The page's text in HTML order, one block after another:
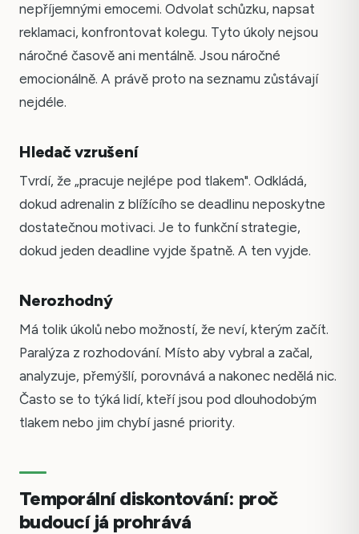
nepříjemnými emocemi. Odvolat schůzku, napsat
reklamaci, konfrontovat kolegu. Tyto úkoly nejsou
náročné časově ani mentálně. Jsou náročné
emocionálně. A právě proto na seznamu zůstávají
nejdéle.
Hledač vzrušení
Tvrdí, že „pracuje nejlépe pod tlakem". Odkládá,
dokud adrenalin z blížícího se deadlinu neposkytne
dostatečnou motivaci. Je to funkční strategie,
dokud jeden deadline vyjde špatně. A ten vyjde.
Nerozhodný
Má tolik úkolů nebo možností, že neví, kterým začít.
Paralýza z rozhodování. Místo aby vybral a začal,
analyzuje, přemýšlí, porovnává a nakonec nedělá nic.
Často se to týká lidí, kteří jsou pod dlouhodobým
tlakem nebo jim chybí jasné priority.
Temporální diskontování: proč
budoucí já prohrává